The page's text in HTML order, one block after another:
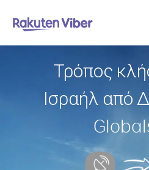
Τρόπος
Ισραήλ από